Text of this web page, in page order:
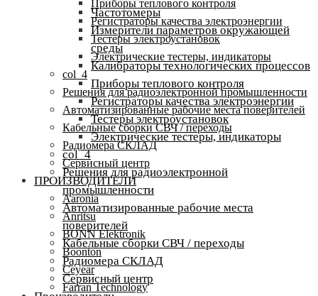
Приборы теплового контроля
Регистраторы качества электроэнергии
Тестеры электроустановок
Электрические тестеры, индикаторы
col_4
Решения для радиоэлектронной промышленности
Автоматизированные рабочие места поверителей
Кабельные сборки СВЧ / переходы
Радиомера СКЛАД
Сервисный центр
ПРОИЗВОДИТЕЛИ
Aaronia
Anritsu
BONN Elektronik
Boonton
Ceyear
Farran Technology
Частотомеры
Измерители параметров окружающей
среды
Калибраторы технологических процессов
Приборы теплового контроля
Регистраторы качества электроэнергии
Тестеры электроустановок
Электрические тестеры, индикаторы
col_4
Решения для радиоэлектронной
промышленности
Автоматизированные рабочие места
поверителей
Кабельные сборки СВЧ / переходы
Радиомера СКЛАД
Сервисный центр